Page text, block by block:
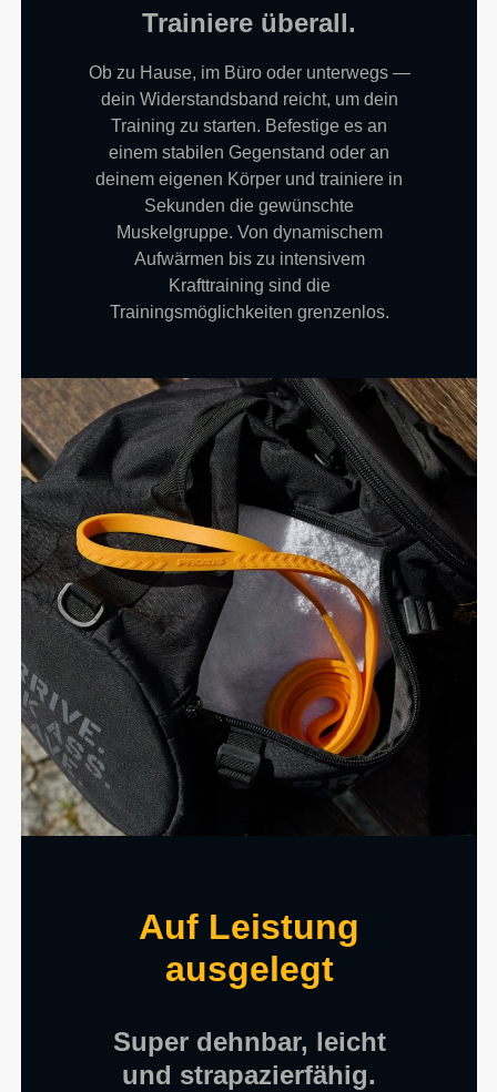
Trainiere überall.
Ob zu Hause, im Büro oder unterwegs —
dein Widerstandsband reicht, um dein
Training zu starten. Befestige es an
einem stabilen Gegenstand oder an
deinem eigenen Körper und trainiere in
Sekunden die gewünschte
Muskelgruppe. Von dynamischem
Aufwärmen bis zu intensivem
Krafttraining sind die
Trainingsmöglichkeiten grenzenlos.
Auf Leistung
ausgelegt
Super dehnbar, leicht
und strapazierfähig.